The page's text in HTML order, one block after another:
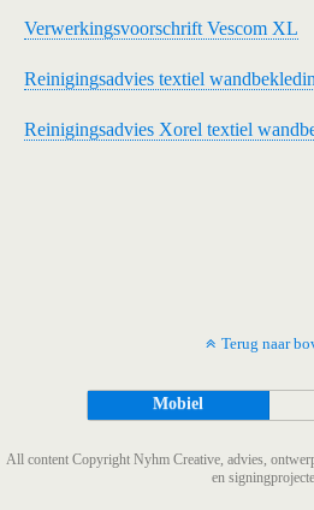
Verwerkingsvoorschrift Vescom XL
Reinigingsadvies textiel
Reinigingsadvies Xorel textiel
Terug naar
Mobiel
All content Copyright Nyhm Creative, advies,
en